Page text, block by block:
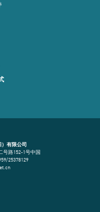
有限公司
号路152-1号中国
25378129